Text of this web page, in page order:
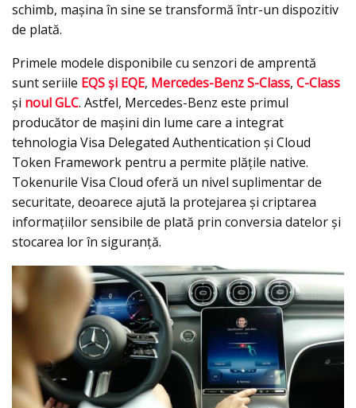
schimb, mașina în sine se transformă într-un dispozitiv
de plată.
Primele modele disponibile cu senzori de amprentă
sunt seriile EQS și EQE, Mercedes-Benz S-Class, C-Class
și noul GLC. Astfel, Mercedes-Benz este primul
producător de mașini din lume care a integrat
tehnologia Visa Delegated Authentication și Cloud
Token Framework pentru a permite plățile native.
Tokenurile Visa Cloud oferă un nivel suplimentar de
securitate, deoarece ajută la protejarea și criptarea
informațiilor sensibile de plată prin conversia datelor și
stocarea lor în siguranță.